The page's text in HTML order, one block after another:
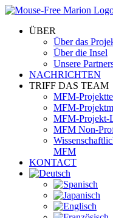
Skip
contentÜBER
Über das
Über die Insel
Unsere
NACHRICHTEN
TRIFF DAS TEAM
MFM-
MFM-
MFM-Projekt-
MFM Non-
MFM
KONTACT